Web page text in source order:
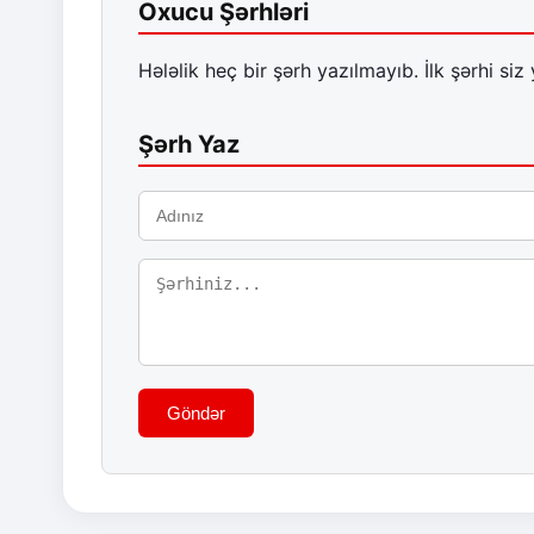
Oxucu Şərhləri
Hələlik heç bir şərh yazılmayıb. İlk şərhi siz
Şərh Yaz
Göndər